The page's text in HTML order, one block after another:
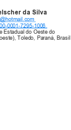
da Silva
0001-7295-1006
Estadual do Oeste do
Toledo, Paraná, Brasil